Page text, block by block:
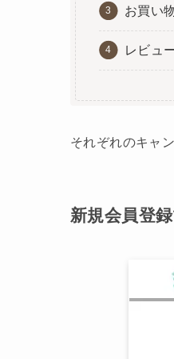
お買い
レビュ
それぞれのキャ
新規会員登